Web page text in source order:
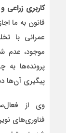
کاربری زراعی
قانون به ما
عمرانی با
موجود، عدم
پرونده‌ها به
پیگیری آن‌ها
وی از
فناوری‌های